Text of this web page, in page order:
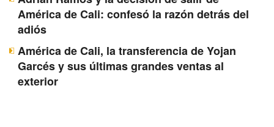
América de Cali: confesó la razón detrás del
adiós
América de Cali, la transferencia de Yojan
Garcés y sus últimas grandes ventas al
exterior